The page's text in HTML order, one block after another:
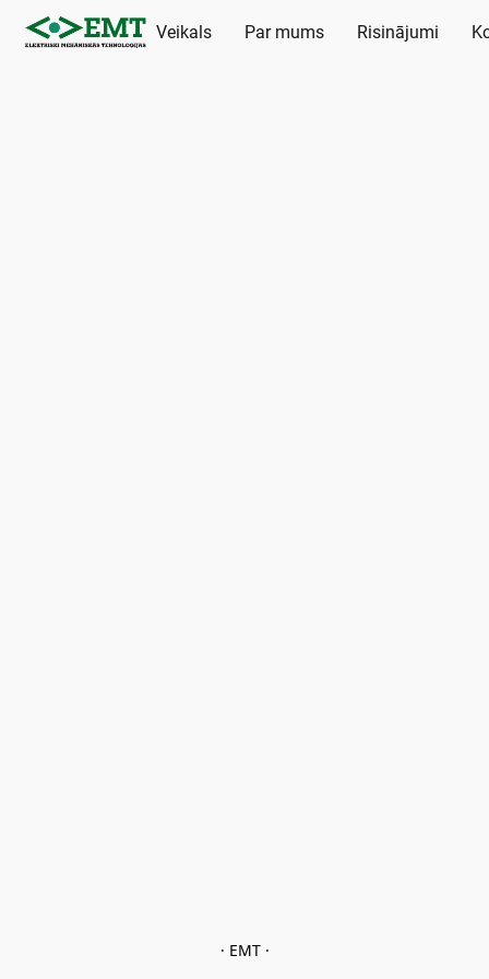
Veikals Par mums Risinājumi
· EMT ·